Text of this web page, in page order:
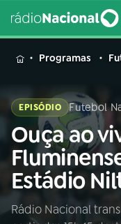
MENU
Buscar
na
Rádio
Nacional
Programas
EPISÓDIO Futebol
Ouça ao
Estádio
Rádio Nacional